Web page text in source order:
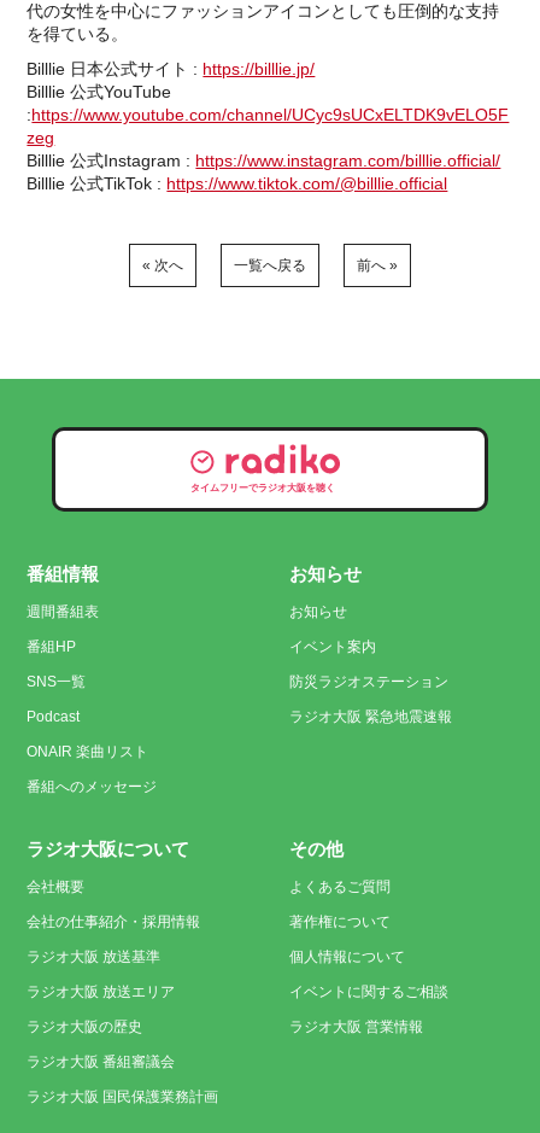
代の⼥性を中⼼にファッションアイコンとしても圧倒的な⽀持
を得ている。
Billlie ⽇本公式サイト : https://billlie.jp/
Billlie 公式YouTube
:https://www.youtube.com/channel/UCyc9sUCxELTDK9vELO5F
zeg
Billlie 公式Instagram : https://www.instagram.com/billlie.official/
Billlie 公式TikTok : https://www.tiktok.com/@billlie.official
« 次へ 一覧へ戻る 前へ »
タイムフリーでラジオ大阪を聴く
番組情報
週間番組表
番組HP
SNS一覧
Podcast
ONAIR 楽曲リスト
番組へのメッセージ
お知らせ
お知らせ
イベント案内
防災ラジオステーション
ラジオ大阪 緊急地震速報
ラジオ大阪について
会社概要
会社の仕事紹介・採用情報
ラジオ大阪 放送基準
ラジオ大阪 放送エリア
ラジオ大阪の歴史
ラジオ大阪 番組審議会
ラジオ大阪 国民保護業務計画
その他
よくあるご質問
著作権について
個人情報について
イベントに関するご相談
ラジオ大阪 営業情報